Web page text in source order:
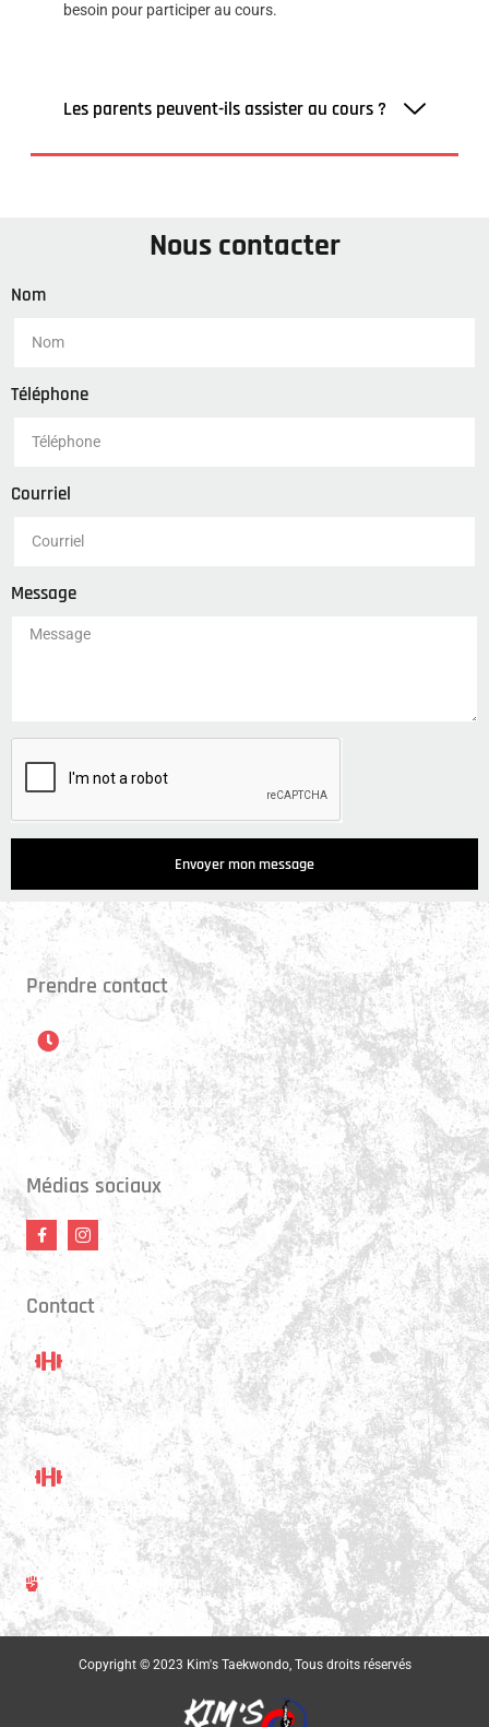
besoin pour participer au cours.
Les parents peuvent-ils assister au cours ?
Nous contacter
Nom
Téléphone
Courriel
Message
Envoyer mon message
Prendre contact
Heures d'ouverture
12 h - 21 h, du lundi au vendredi
10 h - 14 h, le samedi
Médias sociaux
Contact
Adresse
6434, avenue Somerled, Montréal QC H4V1S2
Numéro de téléphone
(514) 481-4008
Conditions d'utilisation
Copyright © 2023 Kim's Taekwondo, Tous droits réservés